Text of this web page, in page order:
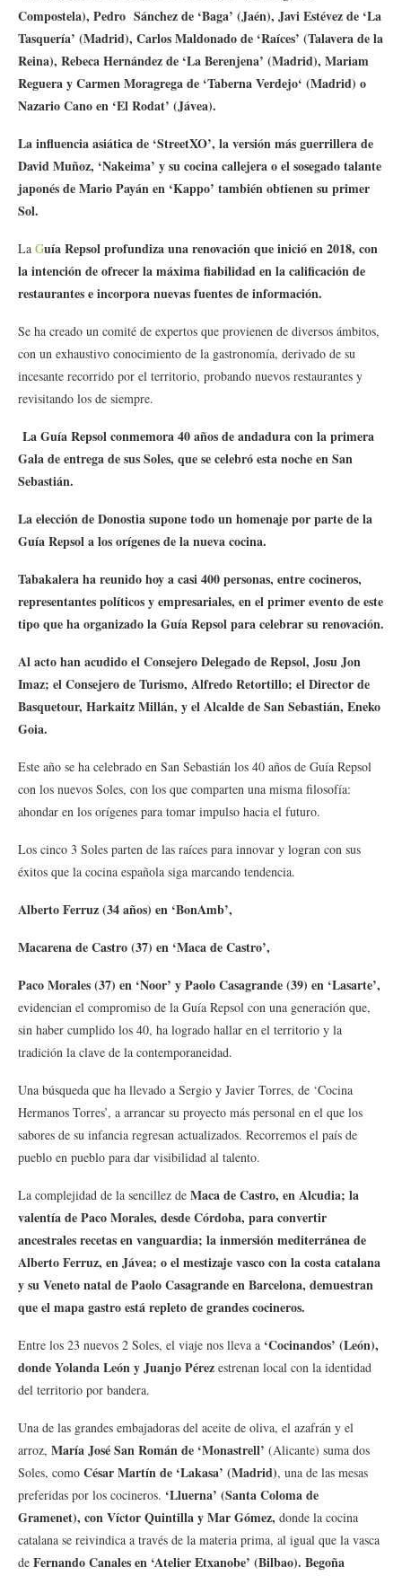
Compostela), Pedro Sánchez de ‘Baga’ (Jaén), Javi Estévez de ‘La
Tasquería’ (Madrid), Carlos Maldonado de ‘Raíces’ (Talavera de la
Reina), Rebeca Hernández de ‘La Berenjena’ (Madrid), Mariam
Reguera y Carmen Moragrega de ‘Taberna Verdejo‘ (Madrid) o
Nazario Cano en ‘El Rodat’ (Jávea).
La influencia asiática de ‘StreetXO’, la versión más guerrillera de
David Muñoz, ‘Nakeima’ y su cocina callejera o el sosegado talante
japonés de Mario Payán en ‘Kappo’ también obtienen su primer
Sol.
La Guía Repsol profundiza una renovación que inició en 2018, con
la intención de ofrecer la máxima fiabilidad en la calificación de
restaurantes e incorpora nuevas fuentes de información.
Se ha creado un comité de expertos que provienen de diversos ámbitos,
con un exhaustivo conocimiento de la gastronomía, derivado de su
incesante recorrido por el territorio, probando nuevos restaurantes y
revisitando los de siempre.
La Guía Repsol conmemora 40 años de andadura con la primera
Gala de entrega de sus Soles, que se celebró esta noche en San
Sebastián.
La elección de Donostia supone todo un homenaje por parte de la
Guía Repsol a los orígenes de la nueva cocina.
Tabakalera ha reunido hoy a casi 400 personas, entre cocineros,
representantes políticos y empresariales, en el primer evento de este
tipo que ha organizado la Guía Repsol para celebrar su renovación.
Al acto han acudido el Consejero Delegado de Repsol, Josu Jon
Imaz; el Consejero de Turismo, Alfredo Retortillo; el Director de
Basquetour, Harkaitz Millán, y el Alcalde de San Sebastián, Eneko
Goia.
Este año se ha celebrado en San Sebastián los 40 años de Guía Repsol
con los nuevos Soles, con los que comparten una misma filosofía:
ahondar en los orígenes para tomar impulso hacia el futuro.
Los cinco 3 Soles parten de las raíces para innovar y logran con sus
éxitos que la cocina española siga marcando tendencia.
Alberto Ferruz (34 años) en ‘BonAmb’,
Macarena de Castro (37) en ‘Maca de Castro’,
Paco Morales (37) en ‘Noor’ y Paolo Casagrande (39) en ‘Lasarte’,
evidencian el compromiso de la Guía Repsol con una generación que,
sin haber cumplido los 40, ha logrado hallar en el territorio y la
tradición la clave de la contemporaneidad.
Una búsqueda que ha llevado a Sergio y Javier Torres, de ‘Cocina
Hermanos Torres’, a arrancar su proyecto más personal en el que los
sabores de su infancia regresan actualizados. Recorremos el país de
pueblo en pueblo para dar visibilidad al talento.
La complejidad de la sencillez de Maca de Castro, en Alcudia; la
valentía de Paco Morales, desde Córdoba, para convertir
ancestrales recetas en vanguardia; la inmersión mediterránea de
Alberto Ferruz, en Jávea; o el mestizaje vasco con la costa catalana
y su Veneto natal de Paolo Casagrande en Barcelona, demuestran
que el mapa gastro está repleto de grandes cocineros.
Entre los 23 nuevos 2 Soles, el viaje nos lleva a ‘Cocinandos’ (León),
donde Yolanda León y Juanjo Pérez estrenan local con la identidad
del territorio por bandera.
Una de las grandes embajadoras del aceite de oliva, el azafrán y el
arroz, María José San Román de ‘Monastrell’ (Alicante) suma dos
Soles, como César Martín de ‘Lakasa’ (Madrid), una de las mesas
preferidas por los cocineros. ‘Lluerna’ (Santa Coloma de
Gramenet), con Víctor Quintilla y Mar Gómez, donde la cocina
catalana se reivindica a través de la materia prima, al igual que la vasca
de Fernando Canales en ‘Atelier Etxanobe’ (Bilbao). Begoña